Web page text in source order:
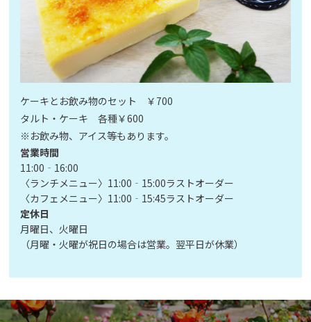
ケーキとお飲み物のセット ￥700
タルト・ケーキ 各種￥600
※お飲み物、アイス等もあります。
営業時間
11:00‐16:00
〈ランチメニュー〉11:00‐15:00ラストオーダー
〈カフェメニュー〉11:00‐15:45ラストオーダー
定休日
月曜日、火曜日
（月曜・火曜が祝日の場合は営業。翌平日が休業）